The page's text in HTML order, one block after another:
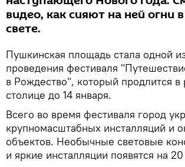
видео, как сияют на ней огни
свете.
Пушкинская площадь стала одной
проведения фестиваля
в Рождество", который продлится в
столице до 14 января.
Всего во время фестиваля город
крупномасштабных инсталляций и
объектов. Необычные световые
и яркие инсталляции появятся на